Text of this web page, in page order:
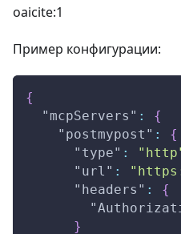
oaicite:1
Пример конфигурации:
{
"mcpServers" :
{
"postmypost" :
{
"type" :
"url" :
"headers" :
{
}